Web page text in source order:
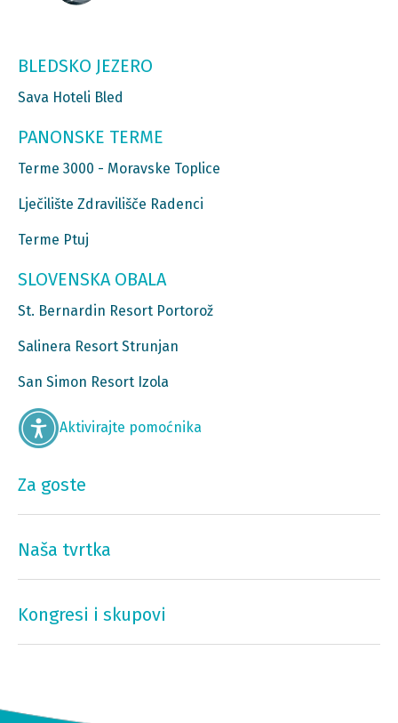
BLEDSKO JEZERO
Sava Hoteli Bled
PANONSKE TERME
Terme 3000 - Moravske Toplice
Lječilište Zdravilišče Radenci
Terme Ptuj
SLOVENSKA OBALA
St. Bernardin Resort Portorož
Salinera Resort Strunjan
San Simon Resort Izola
Aktivirajte pomoćnika
Za goste
Naša tvrtka
Kongresi i skupovi